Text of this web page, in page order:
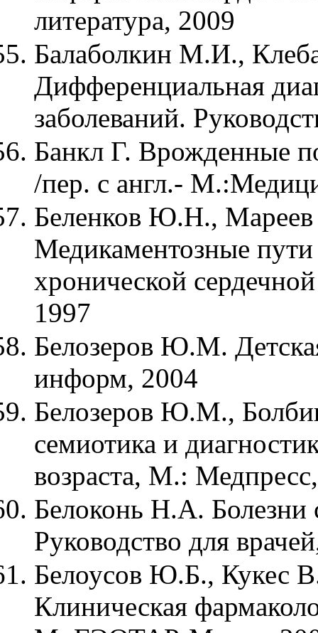
литература, 2009
Балаболкин М.И.,
Дифференциальная
заболеваний.
Банкл Г. Врожденные
/пер. с англ.-
Беленков Ю.Н.,
Медикаментозные
хронической
1997
Белозеров Ю.М.
информ, 2004
Белозеров Ю.М.,
семиотика и
возраста, М.:
Белоконь Н.А. Болезни
Руководство для
Белоусов Ю.Б., Кукес
Клиническая